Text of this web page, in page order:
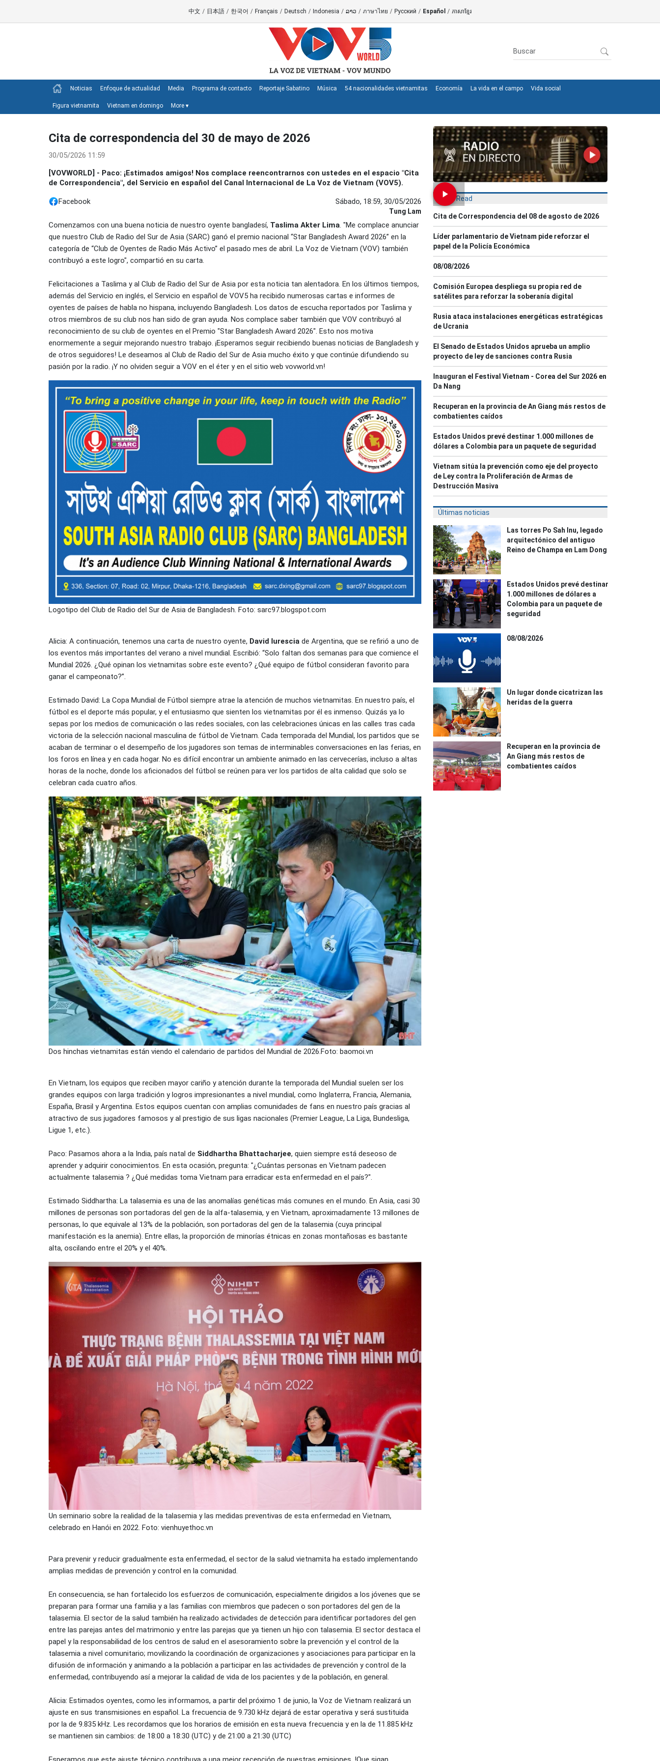
中文 / 日本語 / 한국어 / Français / Deutsch / Indonesia / ລາວ / ภาษาไทย / Русский / Español / ភាសាខ្មែរ
Noticias Enfoque de actualidad Media Programa de contacto Reportaje Sabatino Música 54 nacionalidades vietnamitas Economía La vida en el campo Vida social
Figura vietnamita Vietnam en domingo More ▾
Cita de correspondencia del 30 de mayo de 2026
30/05/2026 11:59
[VOVWORLD] - Paco: ¡Estimados amigos! Nos complace reencontrarnos con ustedes en el espacio "Cita
de Correspondencia", del Servicio en español del Canal Internacional de La Voz de Vietnam (VOV5).
Facebook Sábado, 18:59, 30/05/2026
Tung Lam
Comenzamos con una buena noticia de nuestro oyente bangladesí, Taslima Akter Lima. "Me complace anunciar
que nuestro Club de Radio del Sur de Asia (SARC) ganó el premio nacional “Star Bangladesh Award 2026” en la
categoría de “Club de Oyentes de Radio Más Activo” el pasado mes de abril. La Voz de Vietnam (VOV) también
contribuyó a este logro", compartió en su carta.
Felicitaciones a Taslima y al Club de Radio del Sur de Asia por esta noticia tan alentadora. En los últimos tiempos,
además del Servicio en inglés, el Servicio en español de VOV5 ha recibido numerosas cartas e informes de
oyentes de países de habla no hispana, incluyendo Bangladesh. Los datos de escucha reportados por Taslima y
otros miembros de su club nos han sido de gran ayuda. Nos complace saber también que VOV contribuyó al
reconocimiento de su club de oyentes en el Premio "Star Bangladesh Award 2026". Esto nos motiva
enormemente a seguir mejorando nuestro trabajo. ¡Esperamos seguir recibiendo buenas noticias de Bangladesh y
de otros seguidores! Le deseamos al Club de Radio del Sur de Asia mucho éxito y que continúe difundiendo su
pasión por la radio. ¡Y no olviden seguir a VOV en el éter y en el sitio web vovworld.vn!
Logotipo del Club de Radio del Sur de Asia de Bangladesh. Foto: sarc97.blogspot.com
Alicia: A continuación, tenemos una carta de nuestro oyente, David Iurescia de Argentina, que se refirió a uno de
los eventos más importantes del verano a nivel mundial. Escribió: “Solo faltan dos semanas para que comience el
Mundial 2026. ¿Qué opinan los vietnamitas sobre este evento? ¿Qué equipo de fútbol consideran favorito para
ganar el campeonato?”.
Estimado David: La Copa Mundial de Fútbol siempre atrae la atención de muchos vietnamitas. En nuestro país, el
fútbol es el deporte más popular, y el entusiasmo que sienten los vietnamitas por él es inmenso. Quizás ya lo
sepas por los medios de comunicación o las redes sociales, con las celebraciones únicas en las calles tras cada
victoria de la selección nacional masculina de fútbol de Vietnam. Cada temporada del Mundial, los partidos que se
acaban de terminar o el desempeño de los jugadores son temas de interminables conversaciones en las ferias, en
los foros en línea y en cada hogar. No es difícil encontrar un ambiente animado en las cervecerías, incluso a altas
horas de la noche, donde los aficionados del fútbol se reúnen para ver los partidos de alta calidad que solo se
celebran cada cuatro años.
Dos hinchas vietnamitas están viendo el calendario de partidos del Mundial de 2026.Foto: baomoi.vn
En Vietnam, los equipos que reciben mayor cariño y atención durante la temporada del Mundial suelen ser los
grandes equipos con larga tradición y logros impresionantes a nivel mundial, como Inglaterra, Francia, Alemania,
España, Brasil y Argentina. Estos equipos cuentan con amplias comunidades de fans en nuestro país gracias al
atractivo de sus jugadores famosos y al prestigio de sus ligas nacionales (Premier League, La Liga, Bundesliga,
Ligue 1, etc.).
Paco: Pasamos ahora a la India, país natal de Siddhartha Bhattacharjee, quien siempre está deseoso de
aprender y adquirir conocimientos. En esta ocasión, pregunta: "¿Cuántas personas en Vietnam padecen
actualmente talasemia ? ¿Qué medidas toma Vietnam para erradicar esta enfermedad en el país?".
Estimado Siddhartha: La talasemia es una de las anomalías genéticas más comunes en el mundo. En Asia, casi 30
millones de personas son portadoras del gen de la alfa-talasemia, y en Vietnam, aproximadamente 13 millones de
personas, lo que equivale al 13% de la población, son portadoras del gen de la talasemia (cuya principal
manifestación es la anemia). Entre ellas, la proporción de minorías étnicas en zonas montañosas es bastante
alta, oscilando entre el 20% y el 40%.
Un seminario sobre la realidad de la talasemia y las medidas preventivas de esta enfermedad en Vietnam,
celebrado en Hanói en 2022. Foto: vienhuyethoc.vn
Para prevenir y reducir gradualmente esta enfermedad, el sector de la salud vietnamita ha estado implementando
amplias medidas de prevención y control en la comunidad.
En consecuencia, se han fortalecido los esfuerzos de comunicación, especialmente dirigidos a los jóvenes que se
preparan para formar una familia y a las familias con miembros que padecen o son portadores del gen de la
talasemia. El sector de la salud también ha realizado actividades de detección para identificar portadores del gen
entre las parejas antes del matrimonio y entre las parejas que ya tienen un hijo con talasemia. El sector destaca el
papel y la responsabilidad de los centros de salud en el asesoramiento sobre la prevención y el control de la
talasemia a nivel comunitario; movilizando la coordinación de organizaciones y asociaciones para participar en la
difusión de información y animando a la población a participar en las actividades de prevención y control de la
enfermedad, contribuyendo así a mejorar la calidad de vida de los pacientes y de la población, en general.
Alicia: Estimados oyentes, como les informamos, a partir del próximo 1 de junio, la Voz de Vietnam realizará un
ajuste en sus transmisiones en español. La frecuencia de 9.730 kHz dejará de estar operativa y será sustituida
por la de 9.835 kHz. Les recordamos que los horarios de emisión en esta nueva frecuencia y en la de 11.885 kHz
se mantienen sin cambios: de 18:00 a 18:30 (UTC) y de 21:00 a 21:30 (UTC)
Most Read
Cita de Correspondencia del 08 de agosto de 2026
Líder parlamentario de Vietnam pide reforzar el
papel de la Policía Económica
08/08/2026
Comisión Europea despliega su propia red de
satélites para reforzar la soberanía digital
Rusia ataca instalaciones energéticas estratégicas
de Ucrania
El Senado de Estados Unidos aprueba un amplio
proyecto de ley de sanciones contra Rusia
Inauguran el Festival Vietnam - Corea del Sur 2026 en
Da Nang
Recuperan en la provincia de An Giang más restos de
combatientes caídos
Estados Unidos prevé destinar 1.000 millones de
dólares a Colombia para un paquete de seguridad
Vietnam sitúa la prevención como eje del proyecto
de Ley contra la Proliferación de Armas de
Destrucción Masiva
Últimas noticias
Las torres Po Sah Inu, legado
arquitectónico del antiguo
Reino de Champa en Lam Dong
Estados Unidos prevé destinar
1.000 millones de dólares a
Colombia para un paquete de
seguridad
08/08/2026
Un lugar donde cicatrizan las
heridas de la guerra
Recuperan en la provincia de
An Giang más restos de
combatientes caídos